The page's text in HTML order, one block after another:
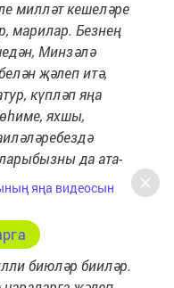
милләт кешеләре
марилар. Безнең
Минзәлә
җәлеп итә,
күпләп яңа
яхшы,
да ата-
итсеннәр,
гадәтләрен
Кечкенәдән
татар
биюләр бииләр.
яңа видеосын